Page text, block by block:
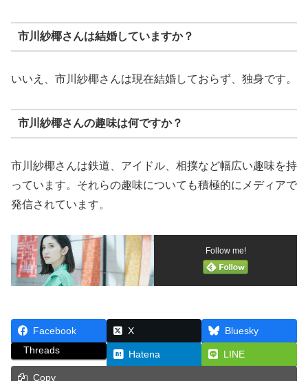
市川紗椰さんは結婚していますか？
いいえ、市川紗椰さんは現在結婚しておらず、独身です。
市川紗椰さんの趣味は何ですか？
市川紗椰さんは鉄道、アイドル、相撲など幅広い趣味を持
っています。それらの趣味についても積極的にメディアで
発信されています。
Follow me!
Facebook X
Bluesky
Threads
Hatena LINE
Copy